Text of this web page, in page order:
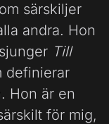
särskiljer
andra. Hon
Till
definierar
Hon är en
för mig,